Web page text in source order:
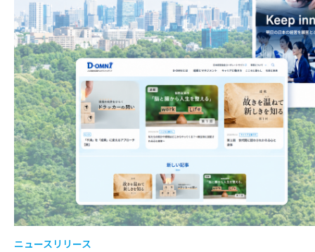
ニュースリリース